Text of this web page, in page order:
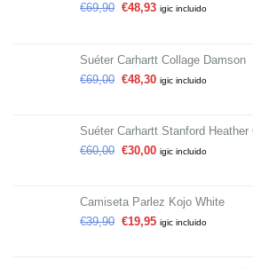
€69,90 €48,93 igic incluido
Suéter Carhartt Collage Damson
€69,00 €48,30 igic incluido
Suéter Carhartt Stanford
€60,00 €30,00 igic incluido
Camiseta Parlez Kojo White
€39,90 €19,95 igic incluido